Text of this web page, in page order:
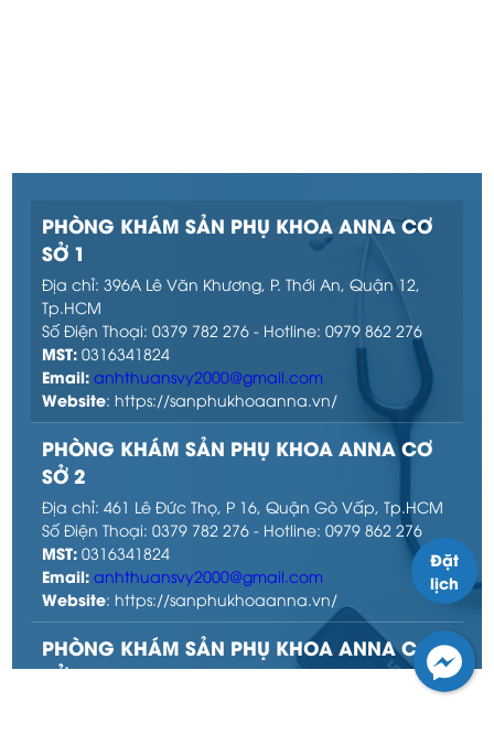
PHÒNG KHÁM SẢN PHỤ KHOA ANNA CƠ
SỞ 1
Địa chỉ: 396A Lê Văn Khương, P. Thới An, Quận 12,
Tp.HCM
Số Điện Thoại: 0379 782 276 - Hotline: 0979 862 276
MST:0316341824
Email:anhthuansvy2000@gmail.com
Website: https://sanphukhoaanna.vn/
PHÒNG KHÁM SẢN PHỤ KHOA ANNA CƠ
SỞ 2
Địa chỉ: 461 Lê Đức Thọ, P 16, Quận Gò Vấp, Tp.HCM
Số Điện Thoại: 0379 782 276 - Hotline: 0979 862 276
MST:0316341824
Email:anhthuansvy2000@gmail.com
Website: https://sanphukhoaanna.vn/
PHÒNG KHÁM SẢN PHỤ KHOA ANNA CƠ
SỞ 3
Đặt
lịch